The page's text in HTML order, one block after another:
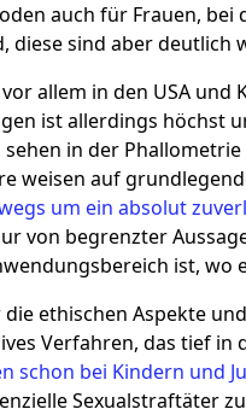
auch für Frauen,
diese sind aber deutlich
allem in den USA
ist allerdings höchst
sehen in der
weisen auf
um ein absolut
von begrenzter
ist,
ethischen Aspekte
Verfahren, das tief
schon bei Kindern und
Sexualstraftäter